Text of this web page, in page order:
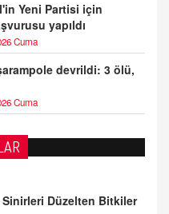
Yeni Partisi için
yapıldı
Cuma
devrildi: 3 ölü,
Cuma
Bir Keşif Yolculuğu